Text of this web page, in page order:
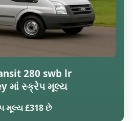
280 swb lr
માં સ્ક્રેપ મૂલ્ય
મૂલ્ય £318 છે